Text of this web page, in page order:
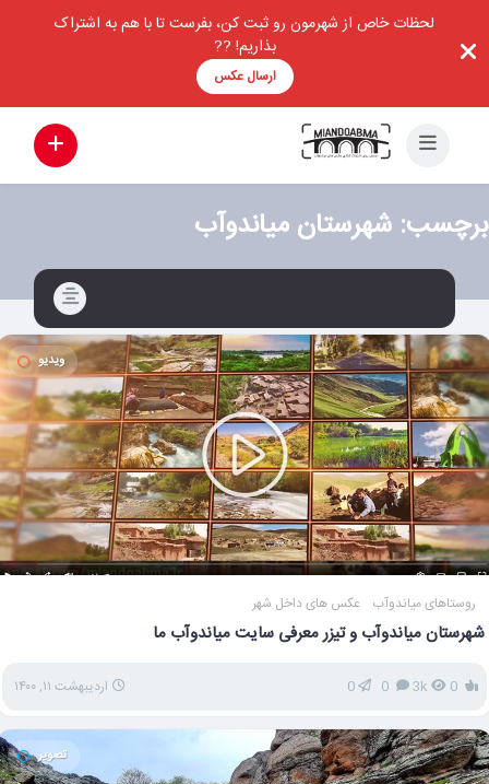
لحظات خاص از شهرمون رو ثبت کن، بفرست تا با هم به اشتراک
بذاریم! ??
ارسال عکس
برچسب: شهرستان میاندوآب
ویدیو
روستاهای میاندوآب عکس های داخل شهر
شهرستان میاندوآب و تیزر معرفی سایت میاندوآب ما
3k
0 اردیبهشت ۱۱, ۱۴۰۰
تصویر